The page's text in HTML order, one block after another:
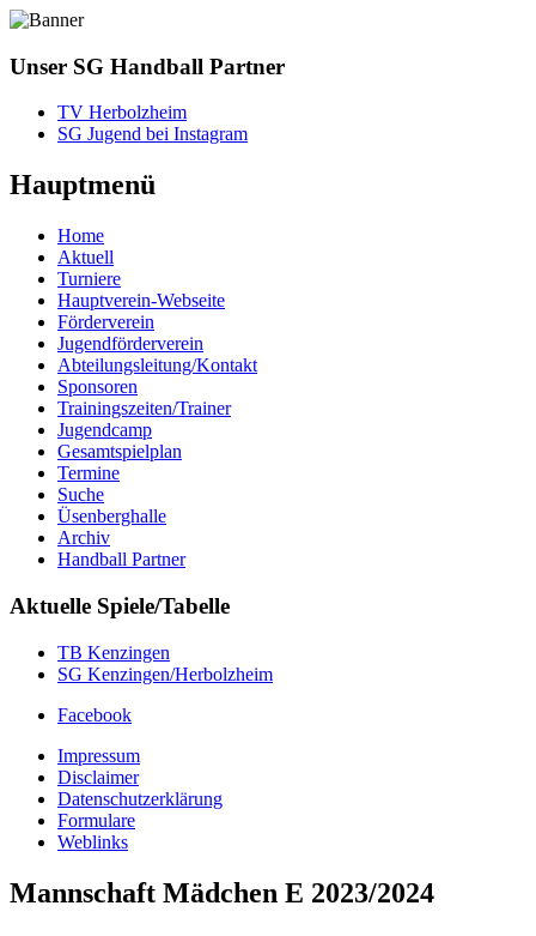
Unser SG Handball Partner
TV Herbolzheim
SG Jugend bei Instagram
Hauptmenü
Home
Aktuell
Turniere
Hauptverein-Webseite
Förderverein
Jugendförderverein
Abteilungsleitung/Kontakt
Sponsoren
Trainingszeiten/Trainer
Jugendcamp
Gesamtspielplan
Termine
Suche
Üsenberghalle
Archiv
Handball Partner
Aktuelle Spiele/Tabelle
TB Kenzingen
SG Kenzingen/Herbolzheim
Facebook
Impressum
Disclaimer
Datenschutzerklärung
Formulare
Weblinks
Mannschaft Mädchen E 2023/2024